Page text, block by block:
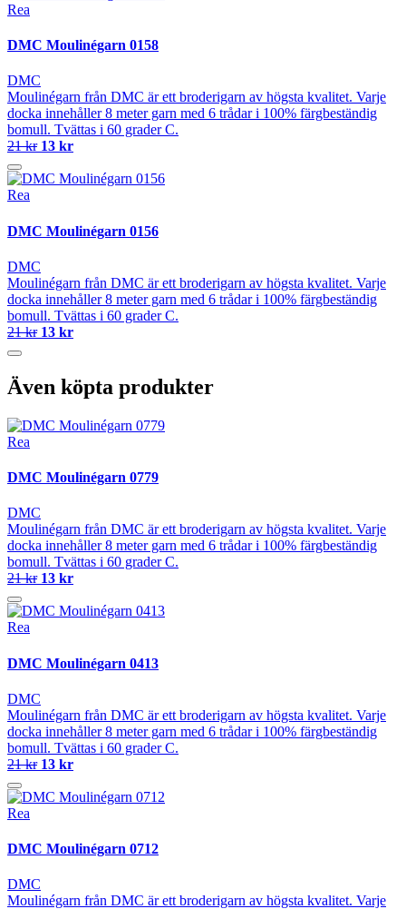
Rea
DMC Moulinégarn 0158
DMC
Moulinégarn från DMC är ett broderigarn av högsta kvalitet. Varje
docka innehåller 8 meter garn med 6 trådar i 100% färgbeständig
bomull. Tvättas i 60 grader C.
21 kr 13 kr
Rea
DMC Moulinégarn 0156
DMC
Moulinégarn från DMC är ett broderigarn av högsta kvalitet. Varje
docka innehåller 8 meter garn med 6 trådar i 100% färgbeständig
bomull. Tvättas i 60 grader C.
21 kr 13 kr
Även köpta produkter
Rea
DMC Moulinégarn 0779
DMC
Moulinégarn från DMC är ett broderigarn av högsta kvalitet. Varje
docka innehåller 8 meter garn med 6 trådar i 100% färgbeständig
bomull. Tvättas i 60 grader C.
21 kr 13 kr
Rea
DMC Moulinégarn 0413
DMC
Moulinégarn från DMC är ett broderigarn av högsta kvalitet. Varje
docka innehåller 8 meter garn med 6 trådar i 100% färgbeständig
bomull. Tvättas i 60 grader C.
21 kr 13 kr
Rea
DMC Moulinégarn 0712
DMC
Moulinégarn från DMC är ett broderigarn av högsta kvalitet. Varje